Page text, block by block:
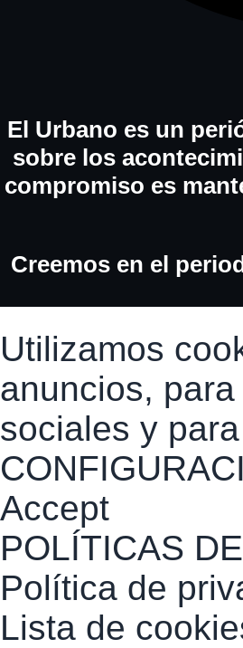
El Urbano es un
sobre los
compromiso es
Creemos en el
Utilizamos
anuncios,
sociales y
Accept
POLÍTICAS
Política de
Lista de